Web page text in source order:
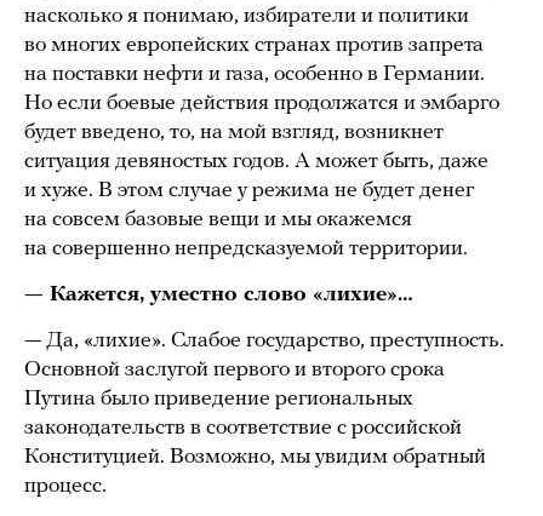
насколько я понимаю, избиратели и политики
во многих европейских странах против запрета
на поставки нефти и газа, особенно в Германии.
Но если боевые действия продолжатся и эмбарго
будет введено, то, на мой взгляд, возникнет
ситуация девяностых годов. А может быть, даже
и хуже. В этом случае у режима не будет денег
на совсем базовые вещи и мы окажемся
на совершенно непредсказуемой территории.
— Кажется, уместно слово «лихие»…
— Да, «лихие». Слабое государство, преступность.
Основной заслугой первого и второго срока
Путина было приведение региональных
законодательств в соответствие с российской
Конституцией. Возможно, мы увидим обратный
процесс.